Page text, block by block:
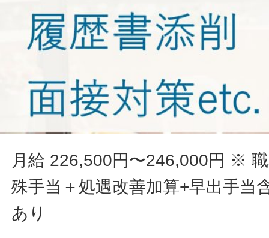
月給 226,500円〜246,000円 ※ 職
殊手当＋処遇改善加算+早出手当
あり